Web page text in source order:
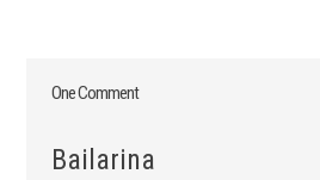
One Comment
Bailarina